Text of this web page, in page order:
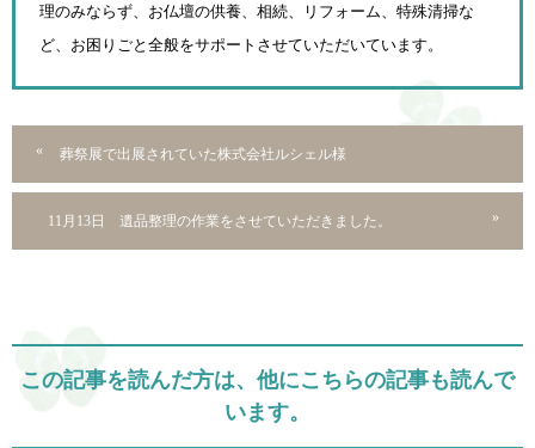
理のみならず、お仏壇の供養、相続、
リフォーム、特殊清掃な
ど、お困りごと全般をサポートさせていただいています。
葬祭展で出展されていた株式会社ルシェル様
11月13日 遺品整理の作業をさせていただきました。
この記事を読んだ方は、他にこちらの記事も読んで
います。